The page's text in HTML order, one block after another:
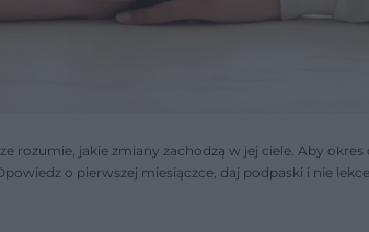
rozumie, jakie zmiany zachodzą w jej ciele. Aby
o pierwszej miesiączce, daj podpaski i nie